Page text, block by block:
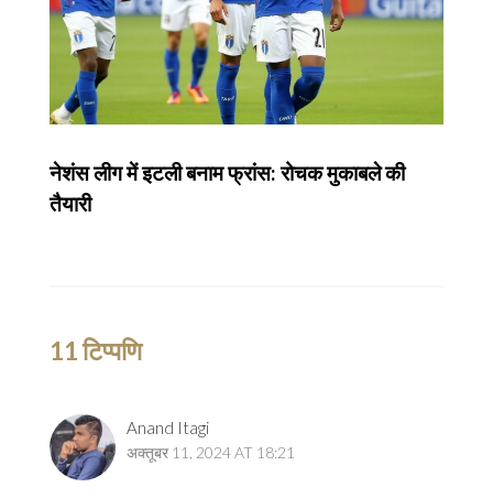
नेशंस लीग में इटली बनाम फ्रांस: रोचक मुकाबले की
तैयारी
11 टिप्पणि
Anand Itagi
अक्तूबर 11, 2024 AT 18:21